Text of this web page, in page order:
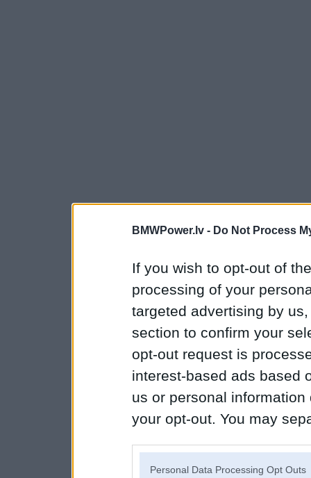
BMWPower.lv - Do Not Process
If you wish to opt-out of
processing of your
targeted advertising by
section to confirm your
opt-out request is
interest-based ads based
us or personal
your opt-out. You may
Personal Data Processing Opt Outs